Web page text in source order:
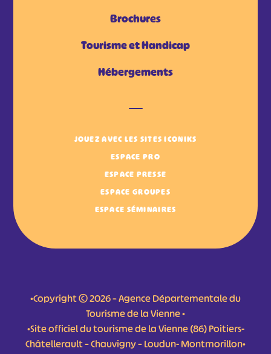
Brochures
Tourisme et Handicap
Hébergements
JOUEZ AVEC LES SITES ICONIKS
ESPACE PRO
ESPACE PRESSE
ESPACE GROUPES
ESPACE SÉMINAIRES
•Copyright © 2026 – Agence Départementale du
Tourisme de la Vienne •
•Site officiel du tourisme de la Vienne (86) Poitiers-
Châtellerault – Chauvigny – Loudun- Montmorillon•